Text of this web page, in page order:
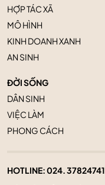
HỢP TÁC XÃ
MÔ HÌNH
KINH DOANH XANH
AN SINH
ĐỜI SỐNG
DÂN SINH
VIỆC LÀM
PHONG CÁCH
HOTLINE:024. 37824741